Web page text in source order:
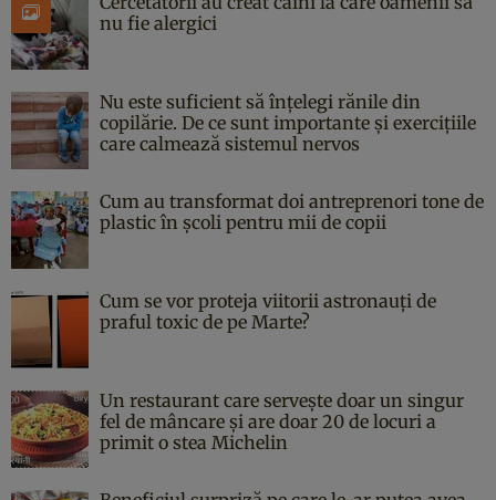
nu fie alergici
Nu este suficient să înțelegi rănile din
copilărie. De ce sunt importante și exercițiile
care calmează sistemul nervos
Cum au transformat doi antreprenori tone de
plastic în școli pentru mii de copii
Cum se vor proteja viitorii astronauți de
praful toxic de pe Marte?
Un restaurant care servește doar un singur
fel de mâncare și are doar 20 de locuri a
primit o stea Michelin